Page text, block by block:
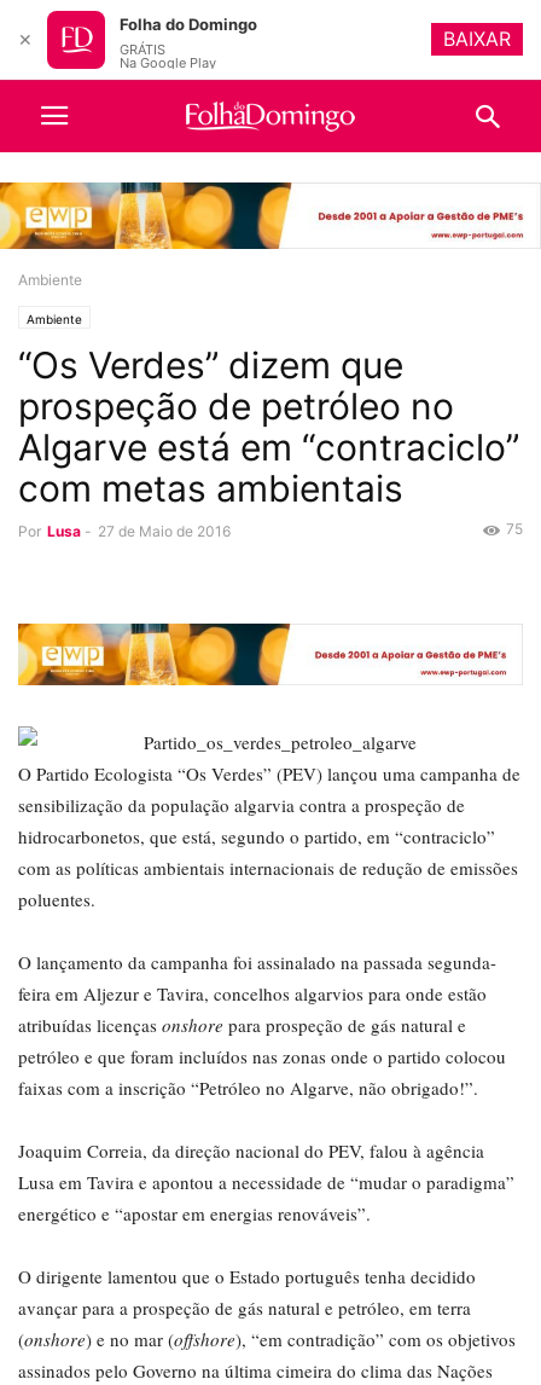
Ambiente
Ambiente
“Os Verdes” dizem que
prospeção de petróleo no
Algarve está em “contraciclo”
com metas ambientais
Por Lusa - 27 de Maio de 2016 75
O Partido Ecologista “Os Verdes” (PEV) lançou uma campanha de
sensibilização da população algarvia contra a prospeção de
hidrocarbonetos, que está, segundo o partido, em “contraciclo”
com as políticas ambientais internacionais de redução de emissões
poluentes.
O lançamento da campanha foi assinalado na passada segunda-
feira em Aljezur e Tavira, concelhos algarvios para onde estão
atribuídas licenças onshore para prospeção de gás natural e
petróleo e que foram incluídos nas zonas onde o partido colocou
faixas com a inscrição “Petróleo no Algarve, não obrigado!”.
Joaquim Correia, da direção nacional do PEV, falou à agência
Lusa em Tavira e apontou a necessidade de “mudar o paradigma”
energético e “apostar em energias renováveis”.
O dirigente lamentou que o Estado português tenha decidido
avançar para a prospeção de gás natural e petróleo, em terra
(onshore) e no mar (offshore), “em contradição” com os objetivos
assinados pelo Governo na última cimeira do clima das Nações
✕
Folha do Domingo
GRÁTIS
Na Google Play
BAIXAR